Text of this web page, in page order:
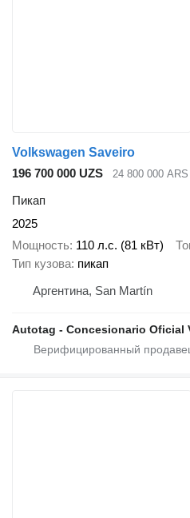
Volkswagen Saveiro
196 700 000 UZS
24 800 000 ARS
Пикап
2025
Мощность 110 л.с. (81 кВт)
Тип кузова пикап
Аргентина, San Martín
Autotag - Concesionario Oficial